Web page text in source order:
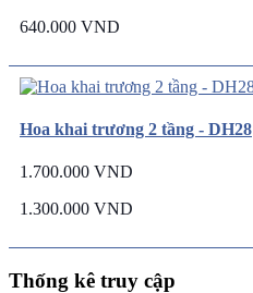
640.000 VND
Hoa khai trương 2 tầng - DH28
1.700.000 VND
1.300.000 VND
Thống kê truy cập